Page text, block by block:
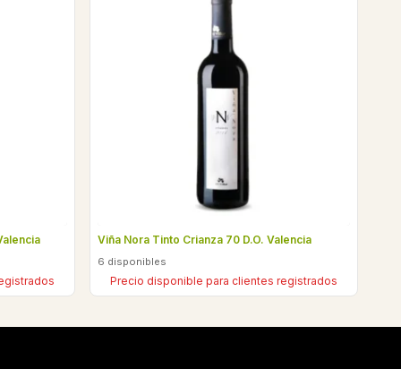
Viña Nora Tinto Crianza 70 D.O. Valencia
6 disponibles
Precio disponible para clientes registrados